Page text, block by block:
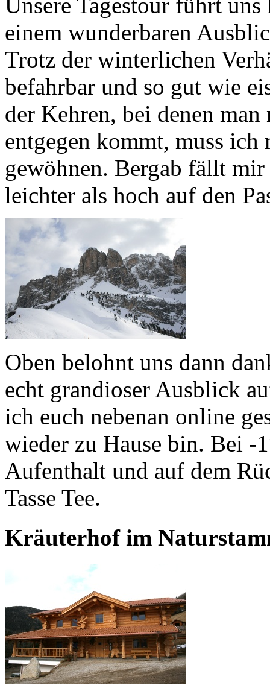
einem wunderbaren
Trotz der winterlichen
befahrbar und so gut wie
der Kehren, bei denen
entgegen kommt, muss ich
gewöhnen. Bergab fällt
leichter als hoch auf den
Oben belohnt uns dann
echt grandioser Ausblick
ich euch nebenan online
wieder zu Hause bin. Bei -
Aufenthalt und auf dem
Tasse Tee.
Kräuterhof im